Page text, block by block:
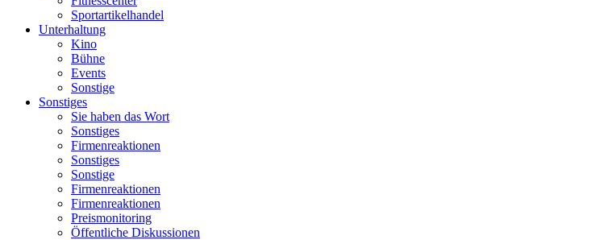
Sportartikelhandel
Unterhaltung
Kino
Bühne
Events
Sonstige
Sonstiges
Sie haben das Wort
Sonstiges
Firmenreaktionen
Sonstiges
Sonstige
Firmenreaktionen
Firmenreaktionen
Preismonitoring
Öffentliche Diskussionen